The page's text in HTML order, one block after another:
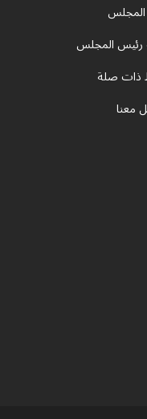
رئيس المجلس
ذات صلة
معنا